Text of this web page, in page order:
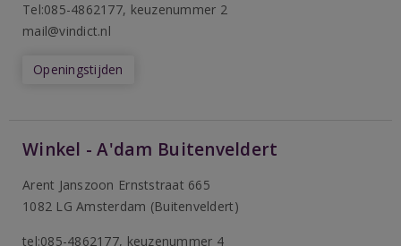
Tel:085-4862177, keuzenummer 2
mail@vindict.nl
Openingstijden
Winkel - A'dam Buitenveldert
Arent Janszoon Ernststraat 665
1082 LG Amsterdam (Buitenveldert)
tel:085-4862177, keuzenummer 4